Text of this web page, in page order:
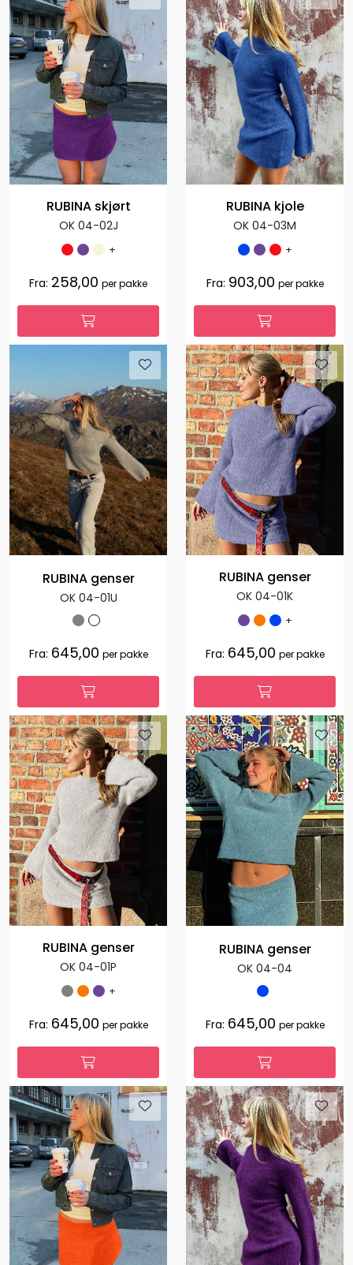
RUBINA skjørt
OK 04-02J
+
Fra: 258,00 per pakke
RUBINA kjole
OK 04-03M
+
Fra: 903,00 per pakke
RUBINA genser
OK 04-01U
Fra: 645,00 per pakke
RUBINA genser
OK 04-01K
+
Fra: 645,00 per pakke
RUBINA genser
OK 04-01P
+
Fra: 645,00 per pakke
RUBINA genser
OK 04-04
Fra: 645,00 per pakke